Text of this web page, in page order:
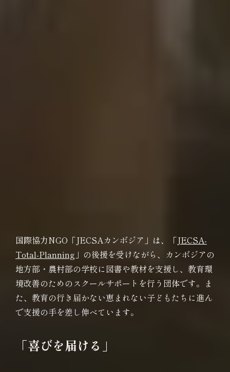
国際協力NGO「JECSAカンボジア」は、「JECSA-
Total-Planning 」の後援を受けながら、カンボジアの
地方部・農村部の学校に図書や教材を支援し、教育環
境改善のためのスクールサポートを行う団体です。ま
た、教育の行き届かない恵まれない子どもたちに進ん
で支援の手を差し伸べています。
「喜びを届ける」